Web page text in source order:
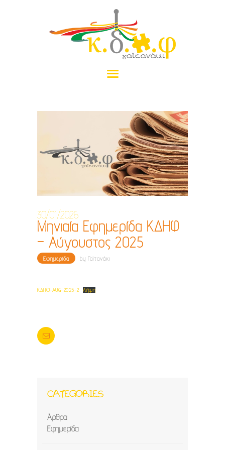
ΝΈΑ
ΕΠΙΚΟΙΝΩΝΊΑ
ΔΩΡΕΆ
30/01/2026
Μηνιαία Εφημερίδα ΚΔΗΦ
– Αύγουστος 2025
Εφημερίδα by Γαϊτανάκι
ΚΔΗΦ-AUG-2025-2 Λήψη
CATEGORIES
Άρθρα
Εφημερίδα